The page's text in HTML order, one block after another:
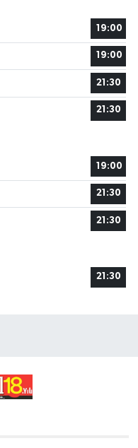
19:00
19:00
21:30
21:30
19:00
21:30
21:30
21:30